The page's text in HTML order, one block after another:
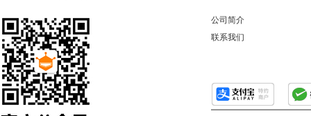
公司简介
联系我们